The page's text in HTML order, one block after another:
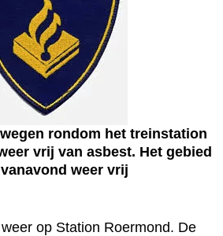
wegen rondom het treinstation
vrij van asbest. Het gebied
weer vrij
op Station Roermond. De